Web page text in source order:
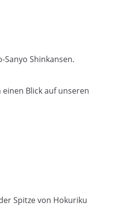
Shinkansen.
Blick auf unseren
Spitze von Hokuriku